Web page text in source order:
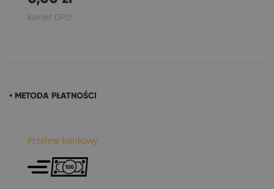
kurier DPD
• METODA PŁATNOŚCI
Przelew bankowy